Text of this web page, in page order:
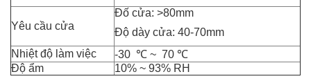
Yêu cầu cửa
Đố cửa: >80mm
Độ dày cửa: 40-70mm
Nhiệt độ làm việc
-30 ℃ ~ 70 ℃
Độ ẩm
10% ~ 93% RH